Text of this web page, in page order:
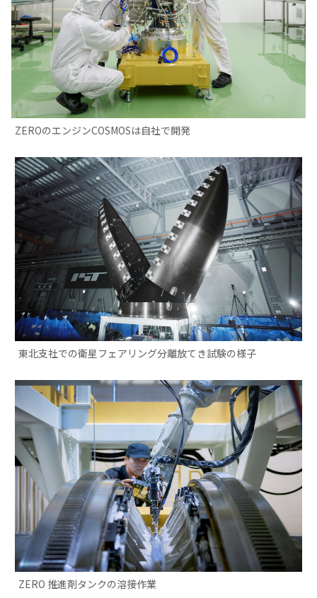
ZEROのエンジンCOSMOSは自社で開発
東北支社での衛星フェアリング分離放てき試験の様子
ZERO 推進剤タンクの溶接作業